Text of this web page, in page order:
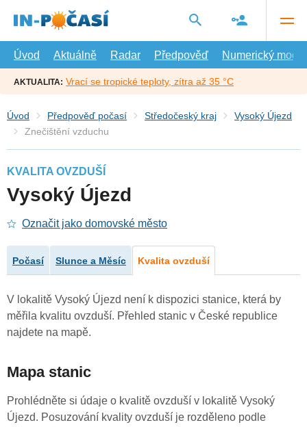
hlavní
Úvod
Aktuálně Radar Předpověď Numerický model
AKTUALITA: Vrací se tropické teploty, zítra až 35 °C
Úvod Předpověď počasí Středočeský kraj
Vysoký Újezd
Znečištění vzduchu
KVALITA OVZDUŠÍ
Vysoký Újezd
Označit jako domovské město
Počasí Slunce a Měsíc Kvalita ovzduší
V lokalitě Vysoký Újezd není k dispozici stanice, která by
měřila kvalitu ovzduší. Přehled stanic v České republice
najdete na mapě.
Mapa stanic
Prohlédněte si údaje o kvalitě ovzduší v lokalitě Vysoký
Újezd. Posuzování kvality ovzduší je rozděleno podle